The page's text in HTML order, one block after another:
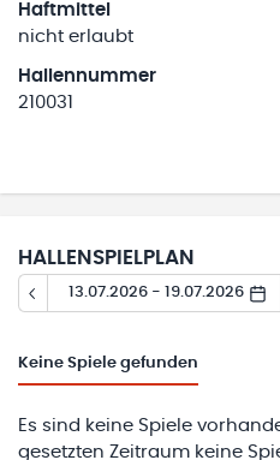
Haftmittel
nicht erlaubt
Hallennummer
210031
HALLENSPIELPLAN
13.07.2026 - 19.07.2026
Keine Spiele gefunden
Es sind keine Spiele
gesetzten Zeitraum keine